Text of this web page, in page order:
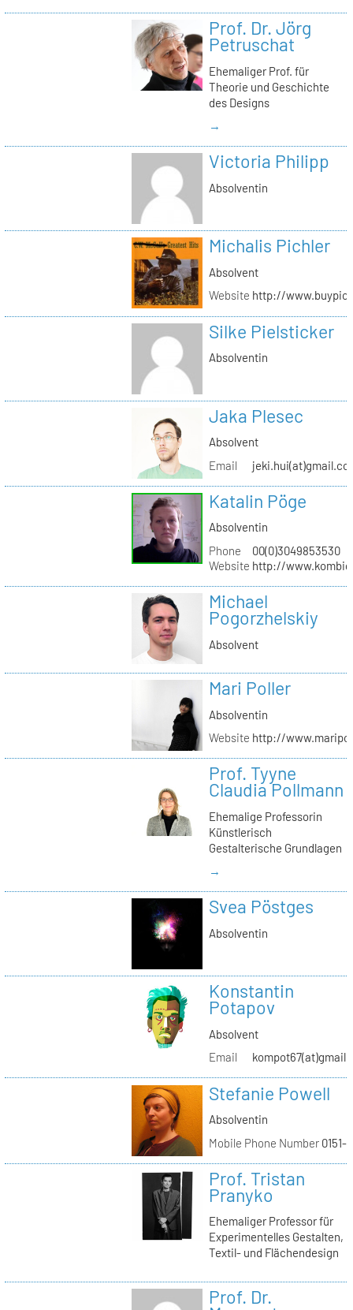
Prof. Dr. Jörg
Petruschat
Ehemaliger Prof. für
Theorie und Geschichte
des Designs
→
Victoria Philipp
Absolventin
Michalis Pichler
Absolvent
Website http://
Silke Pielsticker
Absolventin
Jaka Plesec
Absolvent
Email
Katalin Pöge
Absolventin
Phone
00(0)3049853530
Website http://
Michael
Pogorzhelskiy
Absolvent
Mari Poller
Absolventin
Website http://
Prof. Tyyne
Claudia Pollmann
Ehemalige Professorin
Künstlerisch
Gestalterische Grundlagen
→
Svea Pöstges
Absolventin
Konstantin
Potapov
Absolvent
Email
Stefanie Powell
Absolventin
Mobile Phone Number0151-
Prof. Tristan
Pranyko
Ehemaliger Professor für
Experimentelles Gestalten,
Textil- und Flächendesign
Prof. Dr.